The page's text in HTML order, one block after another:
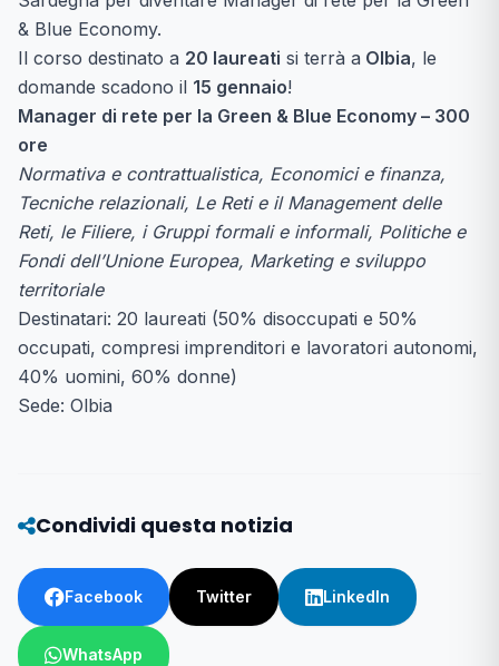
& Blue Economy.
Il corso destinato a 20 laureati si terrà a Olbia, le
domande scadono il 15 gennaio!
Manager di rete per la Green & Blue Economy – 300
ore
Normativa e contrattualistica, Economici e finanza,
Tecniche relazionali, Le Reti e il Management delle
Reti, le Filiere, i Gruppi formali e informali, Politiche e
Fondi dell’Unione Europea, Marketing e sviluppo
territoriale
Destinatari: 20 laureati (50% disoccupati e 50%
occupati, compresi imprenditori e lavoratori autonomi,
40% uomini, 60% donne)
Sede: Olbia
Condividi questa notizia
Facebook Twitter LinkedIn
WhatsApp